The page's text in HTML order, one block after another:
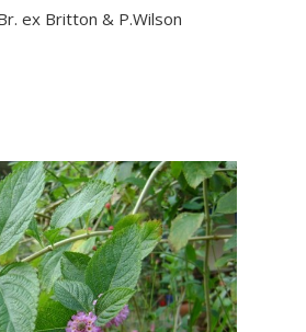
ex Britton & P.Wilson